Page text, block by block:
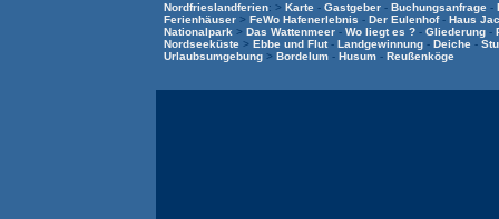
Nordfrieslandferien: > Karte - Gastgeber - Buchungsanfrage -
Ferienhäuser > FeWo Hafenerlebnis - Der Eulenhof- Haus
Nationalpark > Das Wattenmeer - Wo liegt es ? - Gliederung -
Nordseeküste > Ebbe und Flut- Landgewinnung - Deiche -
Urlaubsumgebung > Bordelum - Husum - Reußenköge